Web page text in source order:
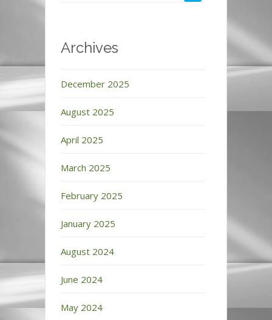
Archives
December 2025
August 2025
April 2025
March 2025
February 2025
January 2025
August 2024
June 2024
May 2024